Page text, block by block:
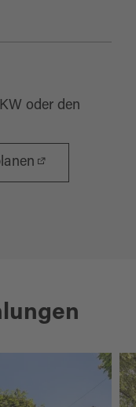
oder den